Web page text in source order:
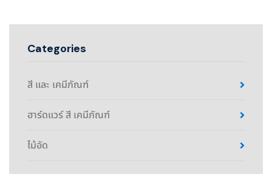
Categories
สี และ เคมีภัณฑ์
ฮาร์ดแวร์ สี เคมีภัณฑ์
ไม้อัด